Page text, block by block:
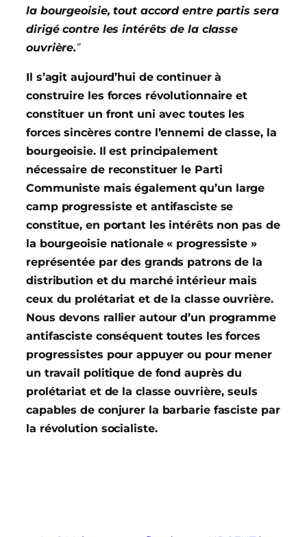
la bourgeoisie, tout accord entre partis sera
dirigé contre les intérêts de la classe
ouvrière.”
Il s’agit aujourd’hui de continuer à
construire les forces révolutionnaire et
constituer un front uni avec toutes les
forces sincères contre l’ennemi de classe, la
bourgeoisie. Il est principalement
nécessaire de reconstituer le Parti
Communiste mais également qu’un large
camp progressiste et antifasciste se
constitue, en portant les intérêts non pas de
la bourgeoisie nationale « progressiste »
représentée par des grands patrons de la
distribution et du marché intérieur mais
ceux du prolétariat et de la classe ouvrière.
Nous devons rallier autour d’un programme
antifasciste conséquent toutes les forces
progressistes pour appuyer ou pour mener
un travail politique de fond auprès du
prolétariat et de la classe ouvrière, seuls
capables de conjurer la barbarie fasciste par
la révolution socialiste.